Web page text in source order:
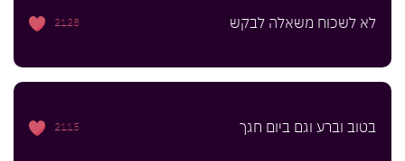
לא לשכוח משאלה לבקש 2128
בטוב וברע וגם ביום חגך 2115